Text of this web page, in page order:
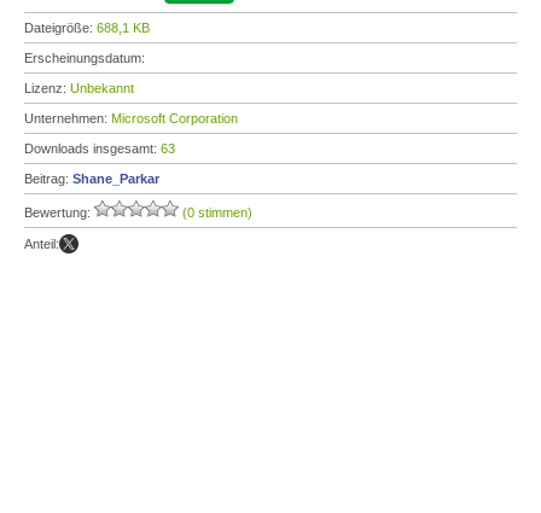
Dateigröße: 688,1 KB
Erscheinungsdatum:
Lizenz: Unbekannt
Unternehmen: Microsoft Corporation
Downloads insgesamt: 63
Beitrag: Shane_Parkar
Bewertung: (0 stimmen)
Anteil: